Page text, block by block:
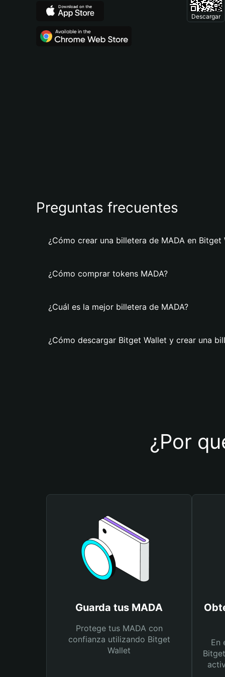
Descargar
Preguntas frecuentes
¿Cómo crear una billetera de MADA en Bitget
¿Cómo comprar tokens MADA?
¿Cuál es la mejor billetera de MADA?
¿Cómo descargar Bitget Wallet y crear una
¿Por
Guarda tus MADA
Protege tus MADA con
confianza utilizando Bitget
Wallet
En